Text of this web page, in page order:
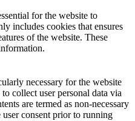
for the website to
includes cookies that ensures
of the website. These
necessary for the website
collect user personal data via
are termed as non-necessary
consent prior to running